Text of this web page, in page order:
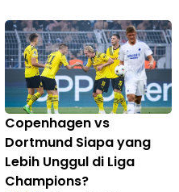
Copenhagen vs
Dortmund Siapa yang
Lebih Unggul di Liga
Champions?